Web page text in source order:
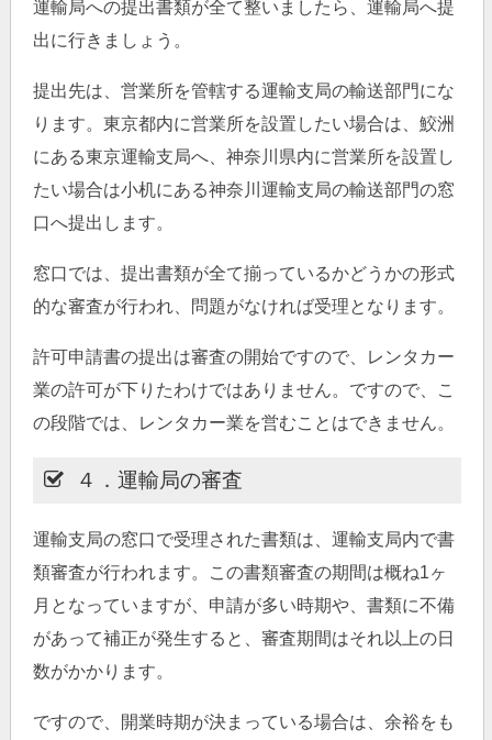
運輸局への提出書類が全て整いましたら、運輸局へ提
出に行きましょう。
提出先は、営業所を管轄する運輸支局の輸送部門にな
ります。東京都内に営業所を設置したい場合は、鮫洲
にある東京運輸支局へ、神奈川県内に営業所を設置し
たい場合は小机にある神奈川運輸支局の輸送部門の窓
口へ提出します。
窓口では、提出書類が全て揃っているかどうかの形式
的な審査が行われ、問題がなければ受理となります。
許可申請書の提出は審査の開始ですので、レンタカー
業の許可が下りたわけではありません。ですので、こ
の段階では、レンタカー業を営むことはできません。
４．運輸局の審査
運輸支局の窓口で受理された書類は、運輸支局内で書
類審査が行われます。この書類審査の期間は概ね1ヶ
月となっていますが、申請が多い時期や、書類に不備
があって補正が発生すると、審査期間はそれ以上の日
数がかかります。
ですので、開業時期が決まっている場合は、余裕をも